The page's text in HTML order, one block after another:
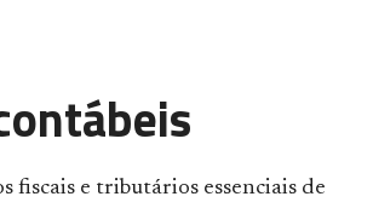
fiscais e tributários essenciais de